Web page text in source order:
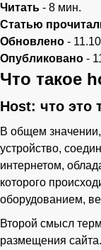
Читать - 8 мин.
Статью
Обновлено -
Опубликовано -
Что такое
Host: что это
В общем значении,
устройство,
интернетом,
которого
оборудованием,
Второй смысл
размещения
Ваше имя